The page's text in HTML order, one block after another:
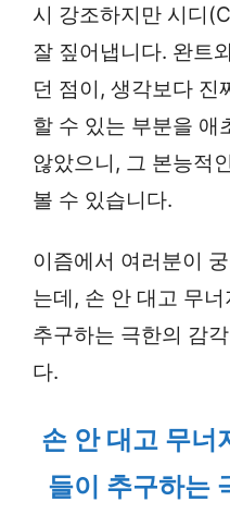
시 강조하지만 시디
잘 짚어냅니다. 완트
던 점이, 생각보다 진
할 수 있는 부분을 애
않았으니, 그 본능적
볼 수 있습니다.
이즘에서 여러분이
는데, 손 안 대고 무
추구하는 극한의 감
다.
손 안 대고 무너
들이 추구하는